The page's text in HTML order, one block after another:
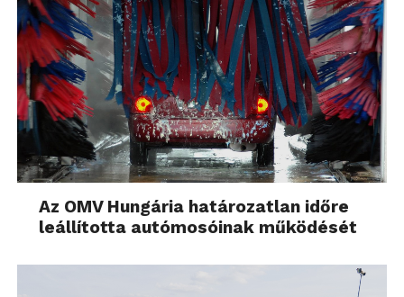
Az OMV Hungária határozatlan időre
leállította autómosóinak működését